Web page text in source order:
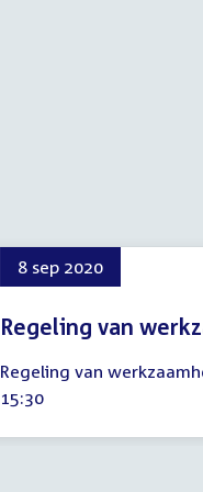
8 sep 2020
Regeling van
september
2020
Regeling van
Tijd
15:30